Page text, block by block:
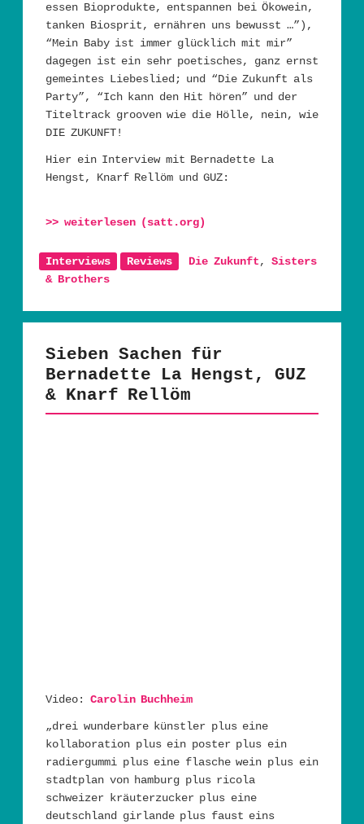
essen Bioprodukte, entspannen bei Ökowein,
tanken Biosprit, ernähren uns bewusst …”),
“Mein Baby ist immer glücklich mit mir”
dagegen ist ein sehr poetisches, ganz ernst
gemeintes Liebeslied; und “Die Zukunft als
Party”, “Ich kann den Hit hören” und der
Titeltrack grooven wie die Hölle, nein, wie
DIE ZUKUNFT!
Hier ein Interview mit Bernadette La
Hengst, Knarf Rellöm und GUZ:
>> weiterlesen (satt.org)
Interviews Reviews Die Zukunft, Sisters
& Brothers
Sieben Sachen für
Bernadette La Hengst, GUZ
& Knarf Rellöm
Video: Carolin Buchheim
„drei wunderbare künstler plus eine
kollaboration plus ein poster plus ein
radiergummi plus eine flasche wein plus ein
stadtplan von hamburg plus ricola
schweizer kräuterzucker plus eine
deutschland girlande plus faust eins